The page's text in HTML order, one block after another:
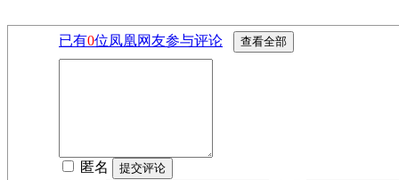
已有0位凤凰网友参与评论
匿名